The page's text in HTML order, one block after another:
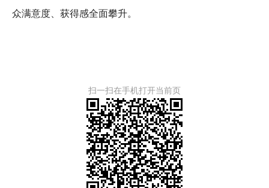
众满意度、获得感全面攀升。
扫一扫在手机打开当前页